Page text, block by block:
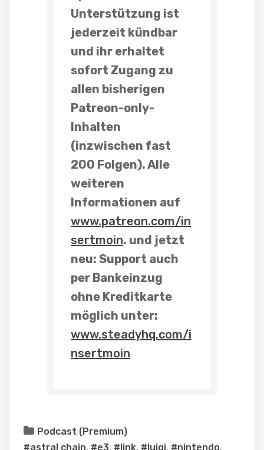
Unterstützung ist
jederzeit kündbar
und ihr erhaltet
sofort Zugang zu
allen bisherigen
Patreon-only-
Inhalten
(inzwischen fast
200 Folgen). Alle
weiteren
Informationen auf
www.patreon.com/in
sertmoin. und jetzt
neu: Support auch
per Bankeinzug
ohne Kreditkarte
möglich unter:
www.steadyhq.com/i
nsertmoin
Podcast (Premium)
#astral chain, #e3, #link, #luigi, #nintendo,